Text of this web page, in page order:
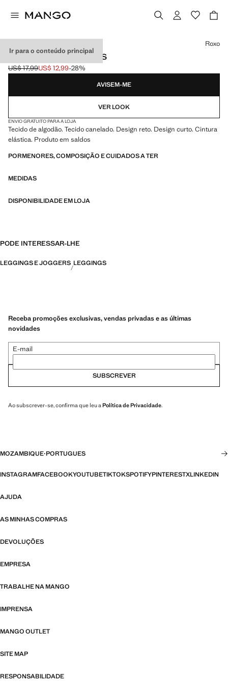
Ir para o conteúdo principal
LEGGINGS CANELADOS
Preço inicial riscado [US$ 17,99 ]
US$ 17,99
Preço atual [US$ 12,99 ]
US$ 12,99-28%
Selecione uma cor
Roxo
AVISEM-ME
VER LOOK
ENVIO GRATUITO PARA A LOJA
Tecido de algodão. Tecido canelado. Design reto. Design curto. Cintura
elástica. Produto em saldos
PORMENORES, COMPOSIÇÃO E CUIDADOS A TER
MEDIDAS
DISPONIBILIDADE EM LOJA
PODE INTERESSAR-LHE
LEGGINGS E JOGGERS LEGGINGS
Receba promoções exclusivas, vendas privadas e as últimas
novidades
E-mail
SUBSCREVER
Ao subscrever-se, confirma que leu a Política de Privacidade.
MOZAMBIQUE·PORTUGUES
INSTAGRAMFACEBOOKYOUTUBETIKTOKSPOTIFYPINTERESTXLINKEDIN
AJUDA
AS MINHAS COMPRAS
DEVOLUÇÕES
EMPRESA
TRABALHE NA MANGO
IMPRENSA
MANGO OUTLET
SITE MAP
RESPONSABILIDADE